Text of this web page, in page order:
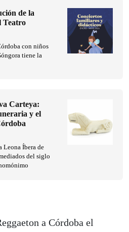
a Córdoba el
de la
Teatro
con niños
tiene la
Carteya:
y el
Leona Íbera de
del siglo